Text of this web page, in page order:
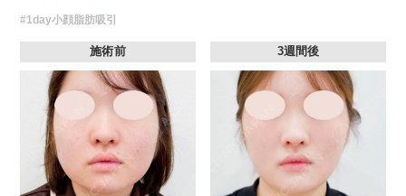
#1day小顔脂肪吸引
施術前 3週間後